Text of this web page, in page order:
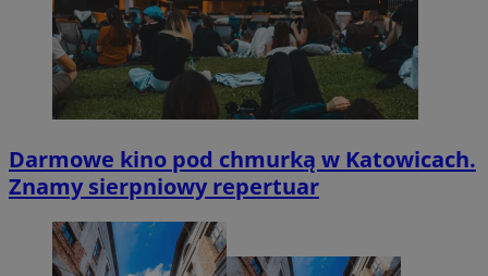
Darmowe kino pod chmurką w Katowicach.
Znamy sierpniowy repertuar